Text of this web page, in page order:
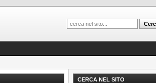
CERCA NEL SITO